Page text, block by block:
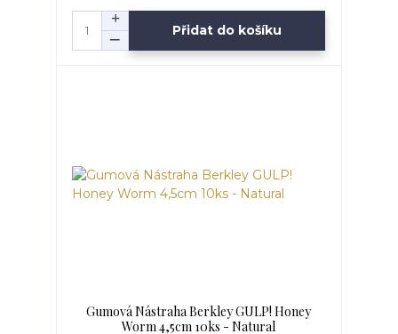
Přidat do košíku
Gumová Nástraha Berkley GULP! Honey
Worm 4,5cm 10ks - Natural